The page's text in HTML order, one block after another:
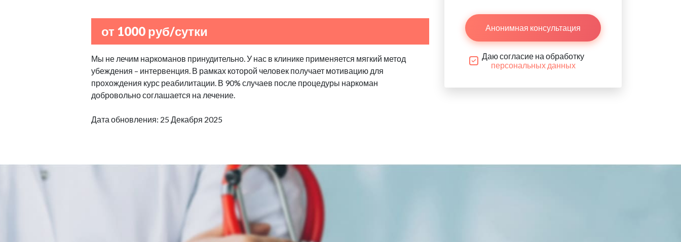
от 1000 руб/сутки
Мы не лечим наркоманов принудительно. У нас в клинике применяется мягкий метод
убеждения – интервенция. В рамках которой человек получает мотивацию для
прохождения курс реабилитации. В 90% случаев после процедуры наркоман
добровольно соглашается на лечение.
Дата обновления: 25 Декабря 2025
Анонимная консультация
Даю согласие на обработку
персональных данных